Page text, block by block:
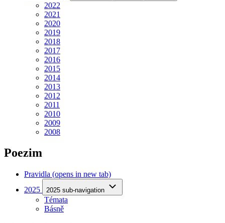
2022
2021
2020
2019
2018
2017
2016
2015
2014
2013
2012
2011
2010
2009
2008
Poezim
Pravidla (opens in new tab)
2025
2025 sub-navigation
Témata
Básně